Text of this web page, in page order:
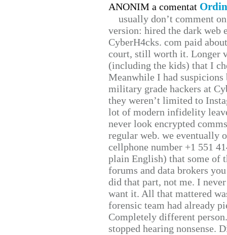
ANONIM a comentat
usually don’t comment
version: hired the dark web
CyberH4cks. com paid
court, still worth it. Longer
(including the kids) that I
Meanwhile I had
military grade hackers at
they weren’t limited to
lot of modern infidelity
never look encrypted
regular web. we eventually
cellphone number +1 551
plain English) that some of
forums and data brokers
did that part, not me. I
want it. All that mattered
forensic team had already
Completely different
stopped hearing nonsense.